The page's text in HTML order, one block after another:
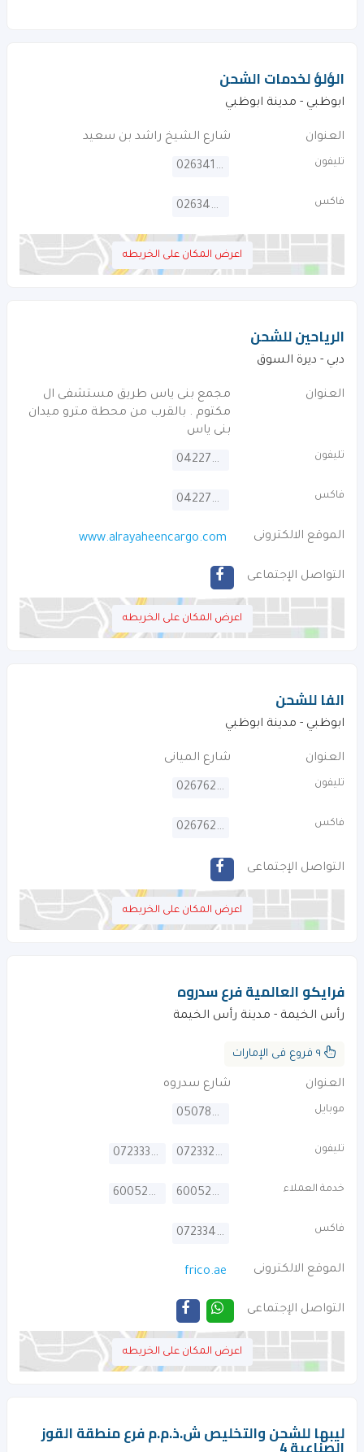
الؤلؤ لخدمات الشحن
ابوظبي - مدينة ابوظبي
العنوان شارع الشيخ راشد بن سعيد
تليفون 026341710
فاكس 026340950
اعرض المكان على الخريطه
الرياحين للشحن
دبي - ديرة السوق
العنوان
مجمع بنى ياس طريق مستشفى ال
مكتوم . بالقرب من محطة مترو ميدان
بنى ياس
تليفون 042272215
فاكس 042272554
الموقع الالكترونى www.alrayaheencargo.com
التواصل الإجتماعى
اعرض المكان على الخريطه
الفا للشحن
ابوظبي - مدينة ابوظبي
العنوان شارع الميانى
تليفون 026762530
فاكس 026762531
التواصل الإجتماعى
اعرض المكان على الخريطه
فرايكو العالمية فرع سدروه
رأس الخيمة - مدينة رأس الخيمة
العنوان شارع سدروه
موبايل 0507857187
تليفون 072332345
072333876
خدمة العملاء 600522529
600522529
فاكس 072334561
الموقع الالكترونى frico.ae
التواصل الإجتماعى
اعرض المكان على الخريطه
ليبها للشحن والتخليص ش.ذ.م.م فرع منطقة القوز